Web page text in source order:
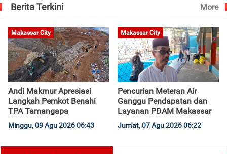
Berita Terkini More
Makassar City
Andi Makmur Apresiasi
Langkah Pemkot Benahi
TPA Tamangapa
Minggu, 09 Agu 2026 06:43
Makassar City
Pencurian Meteran Air
Ganggu Pendapatan dan
Layanan PDAM Makassar
Jum'at, 07 Agu 2026 06:22